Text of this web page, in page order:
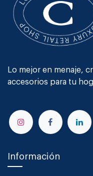
Lo mejor en menaje,
accesorios para tu
Información